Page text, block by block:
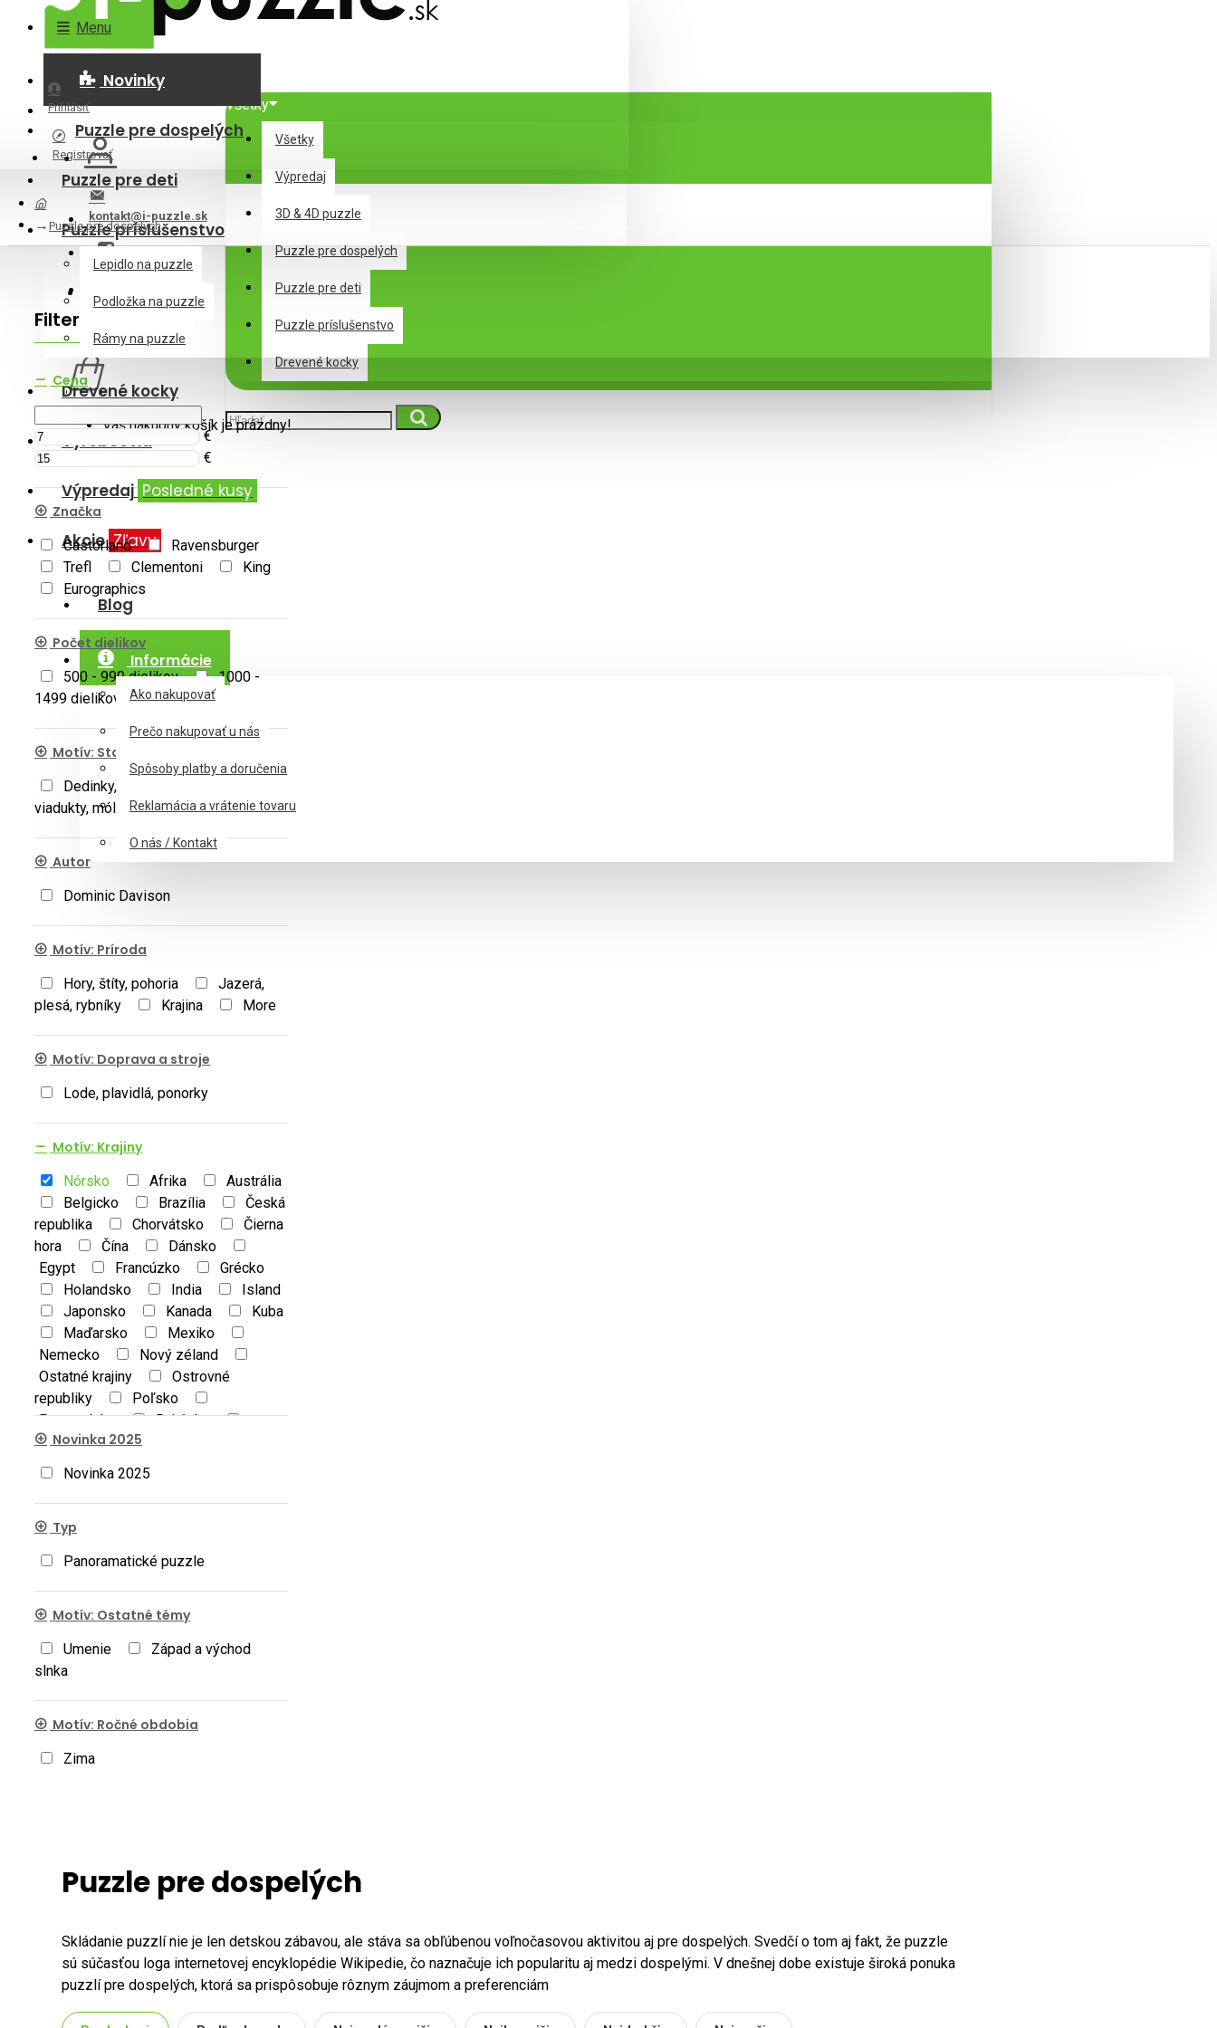
kontakt@i-puzzle.sk
Všetky
Všetky
Výpredaj
3D & 4D puzzle
Puzzle pre dospelých
Puzzle pre deti
Puzzle príslušenstvo
Drevené kocky
0 ks - 0,00€
Váš nákupný košík je prázdny!
Menu
Novinky
Puzzle pre dospelých
Puzzle pre deti
Puzzle príslušenstvo
Lepidlo na puzzle
Podložka na puzzle
Rámy na puzzle
Drevené kocky
Výrobcovia
Výpredaj Posledné kusy
Akcie Zľavy
Blog
Informácie
Ako nakupovať
Prečo nakupovať u nás
Spôsoby platby a doručenia
Reklamácia a vrátenie tovaru
O nás / Kontakt
Prihlásiť
Registrovať
Puzzle pre dospelých
Filter
Cena
€
€
Značka
Castorland
Ravensburger
Trefl
Clementoni
King
Eurographics
Počet dielikov
500 - 999 dielikov
1000 -
1499 dielikov
Motív: Stavby
Dedinky, mestečká
viadukty, móla
Prístavy, lodenice
Autor
Dominic Davison
Motív: Príroda
Hory, štíty, pohoria
Jazerá,
plesá, rybníky
Krajina More
Motív: Doprava a stroje
Lode, plavidlá, ponorky
Motív: Krajiny
Nórsko Afrika
Austrália
Belgicko
Brazília
Česká
republika
Chorvátsko
Čierna
hora
Čína
Dánsko
Egypt
Francúzko
Grécko
Holandsko
India
Island
Japonsko
Kanada
Kuba
Maďarsko
Mexiko
Nemecko
Nový zéland
Ostatné krajiny
Ostrovné
republiky
Poľsko
Portugalsko
Rakúsko
Rumunsko
Slovensko
Španielsko
Švajčiarsko
Švédsko
Taliansko
Británia
Novinka 2025
Novinka 2025
Typ
Panoramatické puzzle
Motív: Ostatné témy
Umenie
Západ a východ
slnka
Motív: Ročné obdobia
Zima
Puzzle pre dospelých
Skládanie puzzlí nie je len detskou zábavou, ale stáva sa obľúbenou voľnočasovou aktivitou aj pre dospelých. Svedčí o tom aj fakt, že puzzle
sú súčasťou loga internetovej encyklopédie Wikipedie, čo naznačuje ich popularitu aj medzi dospelými. V dnešnej dobe existuje široká ponuka
puzzlí pre dospelých, ktorá sa prispôsobuje rôznym záujmom a preferenciám